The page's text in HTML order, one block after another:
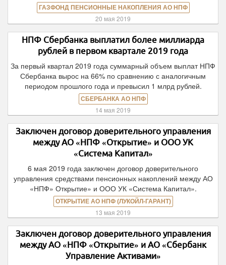
ГАЗФОНД ПЕНСИОННЫЕ НАКОПЛЕНИЯ АО НПФ
20 мая 2019
НПФ Сбербанка выплатил более миллиарда
рублей в первом квартале 2019 года
За первый квартал 2019 года суммарный объем выплат НПФ
Сбербанка вырос на 66% по сравнению с аналогичным
периодом прошлого года и превысил 1 млрд рублей.
СБЕРБАНКА АО НПФ
14 мая 2019
Заключен договор доверительного управления
между АО «НПФ «Открытие» и ООО УК
«Система Капитал»
6 мая 2019 года заключен договор доверительного
управления средствами пенсионных накоплений между АО
«НПФ» Открытие» и ООО УК «Система Капитал».
ОТКРЫТИЕ АО НПФ (ЛУКОЙЛ-ГАРАНТ)
13 мая 2019
Заключен договор доверительного управления
между АО «НПФ «Открытие» и АО «Сбербанк
Управление Активами»